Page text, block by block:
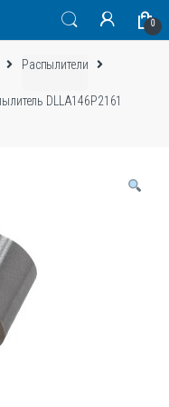
0
Распылители
DLLA146P2161